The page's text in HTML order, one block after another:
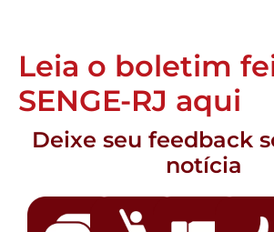
Leia o boletim
SENGE-RJ aqui
Deixe seu feedback
notícia